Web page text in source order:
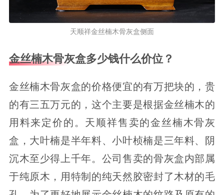
天顺祥金丝楠木骨灰盒侧面
金丝楠木骨灰盒多少钱什么价位？
金丝楠木骨灰盒的价格便宜的有万把块的，贵
的有三五万元的，这个主要是根据金丝楠木的
用料来定价的。天顺祥售卖的金丝楠木骨灰
盒，大叶楠是半年料、小叶桢楠是三年料、阴
沉木至少得上千年。公司售卖的骨灰盒内部属
于纯原木，用特制的纯天然胶密封了木材的毛